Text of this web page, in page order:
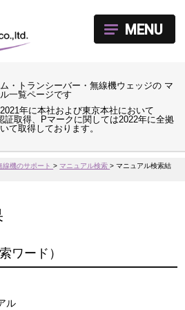
・トランシーバー・無線機ウェッジの マ
一覧ページです
年に本社および東京本社において
証取得、Pマークに関しては2022年に全拠
て取得しております。
MENU
線機のサポート>マニュアル検索>マニュアル検索結
ワード）
ル